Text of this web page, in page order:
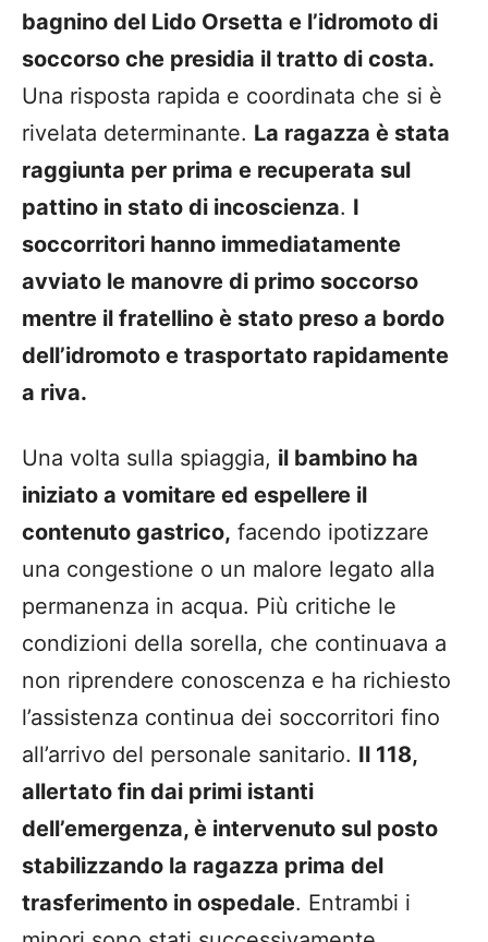
bagnino del Lido Orsetta e l’idromoto di
soccorso che presidia il tratto di costa.
Una risposta rapida e coordinata che si è
rivelata determinante. La ragazza è stata
raggiunta per prima e recuperata sul
pattino in stato di incoscienza. I
soccorritori hanno immediatamente
avviato le manovre di primo soccorso
mentre il fratellino è stato preso a bordo
dell’idromoto e trasportato rapidamente
a riva.
Una volta sulla spiaggia, il bambino ha
iniziato a vomitare ed espellere il
contenuto gastrico, facendo ipotizzare
una congestione o un malore legato alla
permanenza in acqua. Più critiche le
condizioni della sorella, che continuava a
non riprendere conoscenza e ha richiesto
l’assistenza continua dei soccorritori fino
all’arrivo del personale sanitario. Il 118,
allertato fin dai primi istanti
dell’emergenza, è intervenuto sul posto
stabilizzando la ragazza prima del
trasferimento in ospedale. Entrambi i